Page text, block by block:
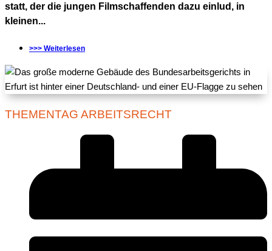
statt, der die jungen Filmschaffenden dazu einlud, in
kleinen...
>>> Weiterlesen
THEMENTAG ARBEITSRECHT